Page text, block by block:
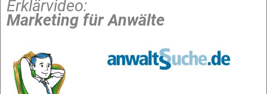
Erklärvideo:
Marketing für Anwälte